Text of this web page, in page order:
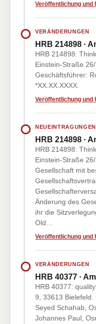
Veröffentlichung und
VERÄNDERUNGEN
HRB 214898 ·
HRB 214898:
Einstein-Straße
Geschäftsführer:
*XX.XX.XXXX.
Veröffentlichung und
NEUEINTRAGUNGEN
HRB 214898 ·
HRB 214898:
Einstein-Straße
Gesellschaft mit
Änderung des
ihr die
Old…
Veröffentlichung und
VERÄNDERUNGEN
HRB 40377 ·
HRB 40377:
9, 33613 Bielefeld.
Seyed Schahab,
Johannes Paul,